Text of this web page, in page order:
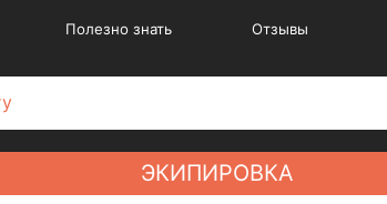
Полезно знать Отзывы
ЭКИПИРОВКА